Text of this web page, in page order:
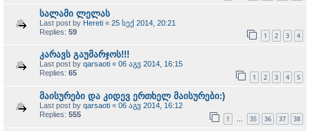
სალამი ლელას
Last post by Hereti « 25 სექ 2014, 20:21
Replies: 59 1 2 3 4
კარავს გაუმარჯოს!!!
Last post by qarsaoti « 06 აგვ 2014, 16:15
Replies: 65 1 2 3 4 5
მაისურები და კიდევ ერთხელ მაისურები:)
Last post by qarsaoti « 06 აგვ 2014, 16:12
Replies: 555 1 … 35 36 37 38